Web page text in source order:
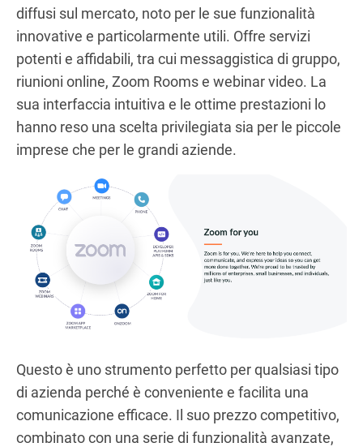
diffusi sul mercato, noto per le sue funzionalità
innovative e particolarmente utili. Offre servizi
potenti e affidabili, tra cui messaggistica di gruppo,
riunioni online, Zoom Rooms e webinar video. La
sua interfaccia intuitiva e le ottime prestazioni lo
hanno reso una scelta privilegiata sia per le piccole
imprese che per le grandi aziende.
Questo è uno strumento perfetto per qualsiasi tipo
di azienda perché è conveniente e facilita una
comunicazione efficace. Il suo prezzo competitivo,
combinato con una serie di funzionalità avanzate,